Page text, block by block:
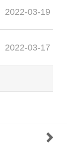
2022-03-19
2022-03-17